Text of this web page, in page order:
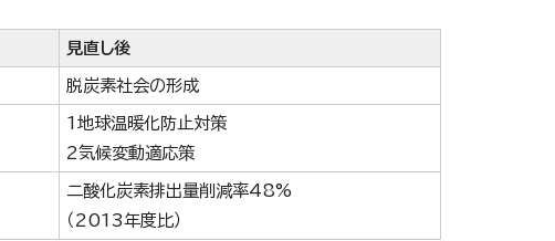
見直し後
脱炭素社会の形成
1地球温暖化防止対策
2気候変動適応策
二酸化炭素排出量削減率48%
（2013年度比）